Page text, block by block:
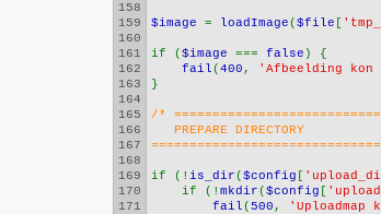
158
159
160
161
162
163
164
165
166
167
168
169
170
171
$image = loadImage($file [
if ($image === false ) {
fail(400 , 'Afbeelding kon
}
/*
PREPARE DIRECTORY
if (! is_dir($config [
if (! mkdir($config [
fail(500 , 'Uploadmap